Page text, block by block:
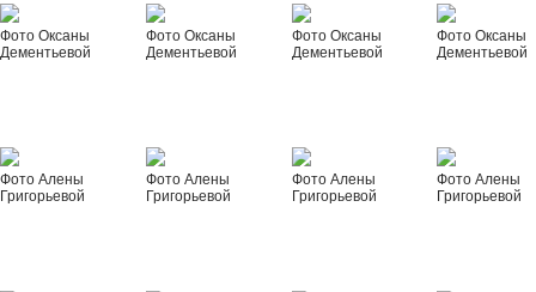
Фото Оксаны
Дементьевой
Фото Оксаны
Дементьевой
Фото Оксаны
Дементьевой
Фото Оксаны
Дементьевой
Фото Алены
Григорьевой
Фото Алены
Григорьевой
Фото Алены
Григорьевой
Фото Алены
Григорьевой